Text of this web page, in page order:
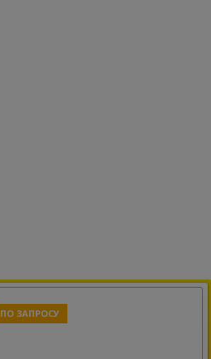
ПО ЗАПРОСУ